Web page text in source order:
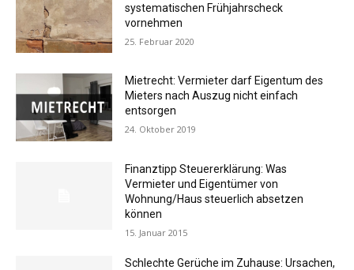
systematischen Frühjahrscheck
vornehmen
25. Februar 2020
Mietrecht: Vermieter darf Eigentum des
Mieters nach Auszug nicht einfach
entsorgen
24. Oktober 2019
Finanztipp Steuererklärung: Was
Vermieter und Eigentümer von
Wohnung/Haus steuerlich absetzen
können
15. Januar 2015
Schlechte Gerüche im Zuhause: Ursachen,